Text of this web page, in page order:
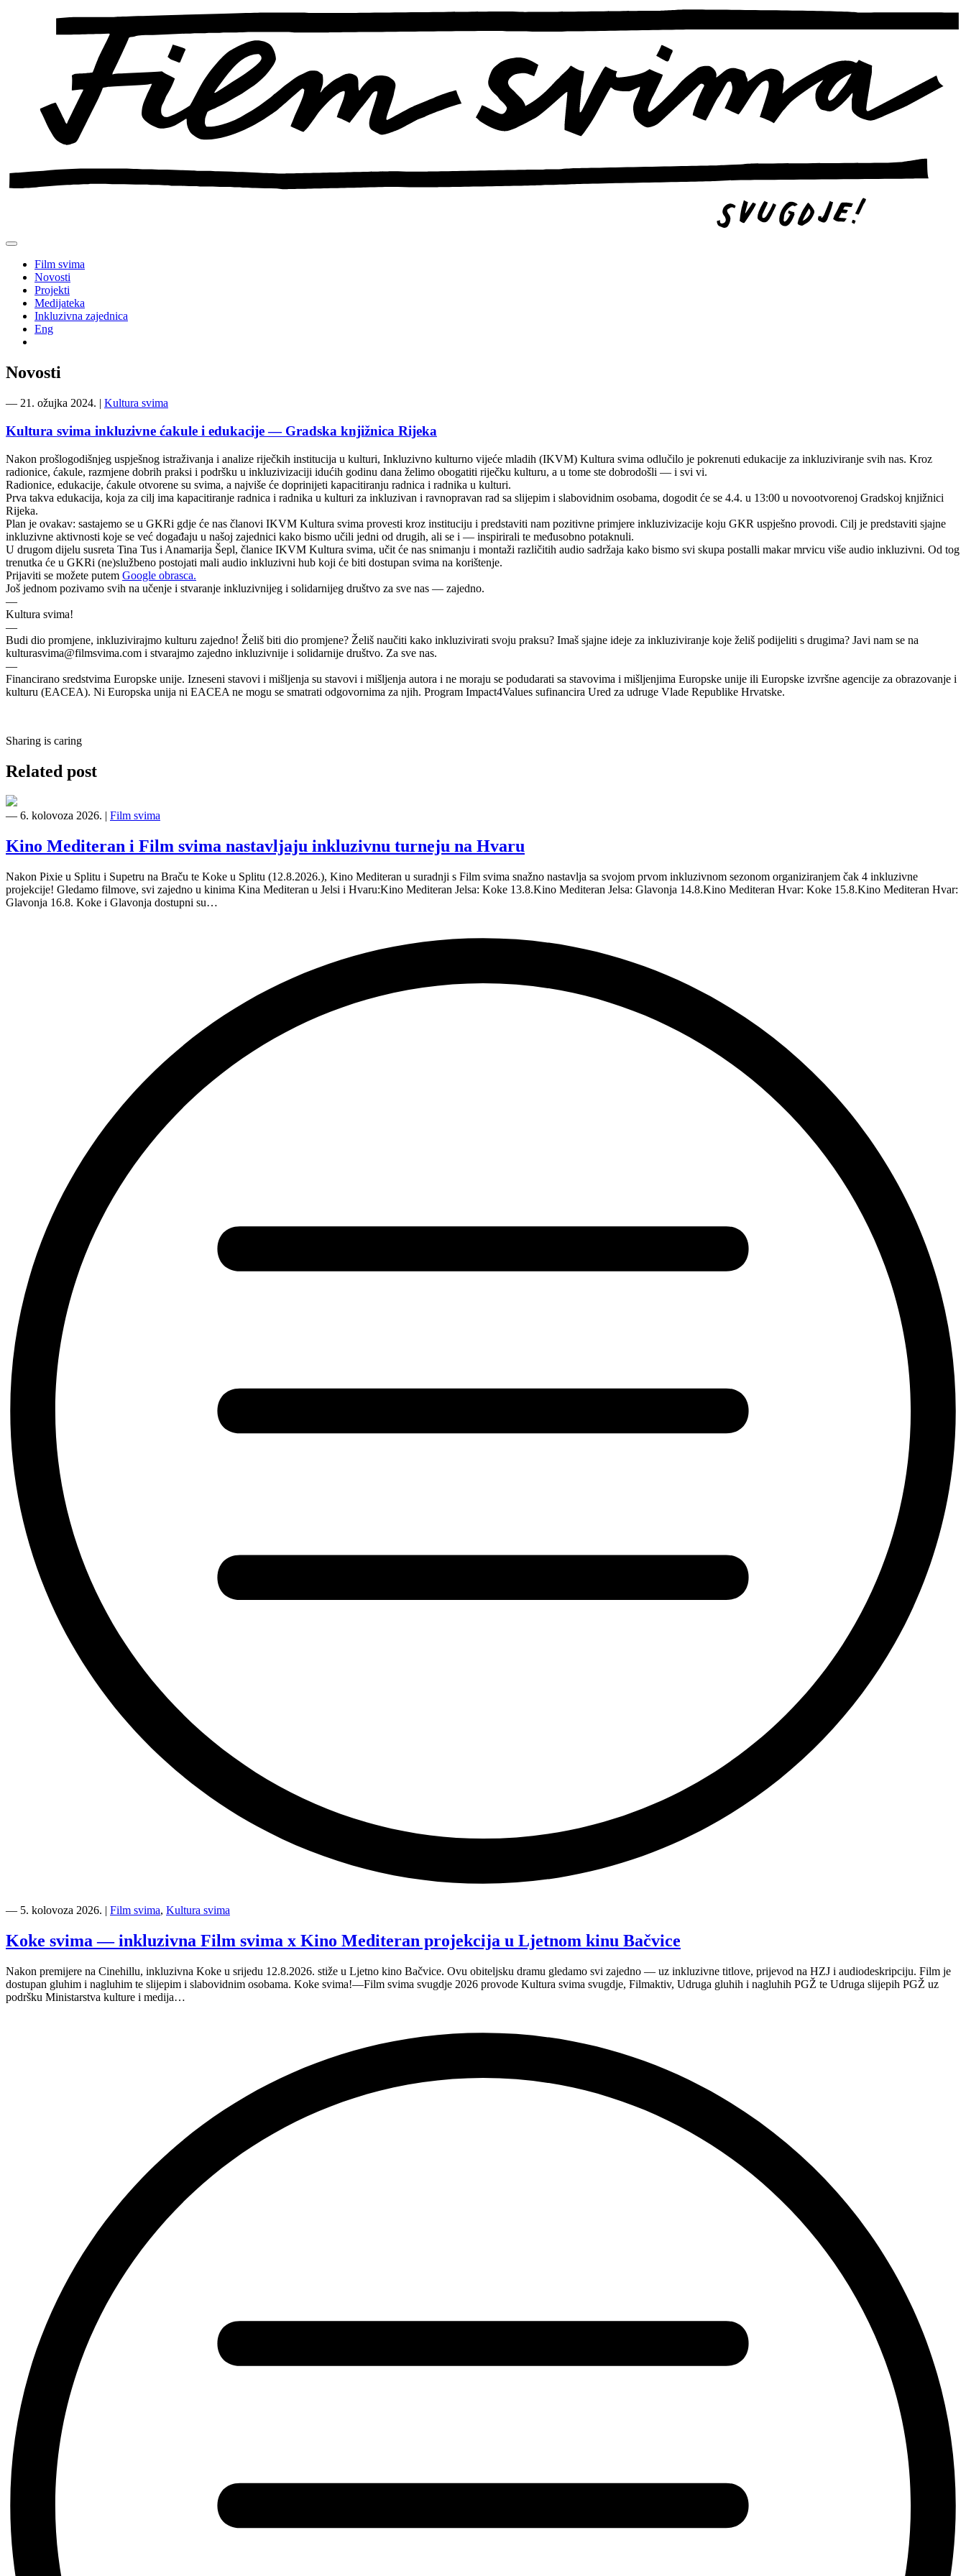
Film svima
Novosti
Projekti
Medijateka
Inkluzivna zajednica
Eng
Novosti
― 21. ožujka 2024. | Kultura svima
Kultura svima inkluzivne ćakule i edukacije — Gradska knjižnica Rijeka
Nakon prošlogodišnjeg uspješnog istraživanja i analize riječkih institucija u kulturi, Inkluzivno kulturno vijeće mladih (IKVM) Kultura svima odlučilo je pokrenuti edukacije za inkluziviranje svih nas. Kroz
radionice, ćakule, razmjene dobrih praksi i podršku u inkluzivizaciji idućih godinu dana želimo obogatiti riječku kulturu, a u tome ste dobrodošli — i svi vi.
Radionice, edukacije, ćakule otvorene su svima, a najviše će doprinijeti kapacitiranju radnica i radnika u kulturi.
Prva takva edukacija, koja za cilj ima kapacitiranje radnica i radnika u kulturi za inkluzivan i ravnopravan rad sa slijepim i slabovidnim osobama, dogodit će se 4.4. u 13:00 u novootvorenoj Gradskoj knjižnici
Rijeka.
Plan je ovakav: sastajemo se u GKRi gdje će nas članovi IKVM Kultura svima provesti kroz instituciju i predstaviti nam pozitivne primjere inkluzivizacije koju GKR uspješno provodi. Cilj je predstaviti sjajne
inkluzivne aktivnosti koje se već događaju u našoj zajednici kako bismo učili jedni od drugih, ali se i — inspirirali te međusobno potaknuli.
U drugom dijelu susreta Tina Tus i Anamarija Šepl, članice IKVM Kultura svima, učit će nas snimanju i montaži različitih audio sadržaja kako bismo svi skupa postalli makar mrvicu više audio inkluzivni. Od tog
trenutka će u GKRi (ne)službeno postojati mali audio inkluzivni hub koji će biti dostupan svima na korištenje.
Prijaviti se možete putem Google obrasca.
Još jednom pozivamo svih na učenje i stvaranje inkluzivnijeg i solidarnijeg društvo za sve nas — zajedno.
—
Kultura svima!
—
Budi dio promjene, inkluzivirajmo kulturu zajedno! Želiš biti dio promjene? Želiš naučiti kako inkluzivirati svoju praksu? Imaš sjajne ideje za inkluziviranje koje želiš podijeliti s drugima? Javi nam se na
kulturasvima@filmsvima.com i stvarajmo zajedno inkluzivnije i solidarnije društvo. Za sve nas.
—
Financirano sredstvima Europske unije. Izneseni stavovi i mišljenja su stavovi i mišljenja autora i ne moraju se podudarati sa stavovima i mišljenjima Europske unije ili Europske izvršne agencije za obrazovanje i
kulturu (EACEA). Ni Europska unija ni EACEA ne mogu se smatrati odgovornima za njih. Program Impact4Values sufinancira Ured za udruge Vlade Republike Hrvatske.
Sharing is caring
Related post
― 6. kolovoza 2026. Film svima
Kino Mediteran i Film svima nastavljaju inkluzivnu turneju na Hvaru
Nakon Pixie u Splitu i Supetru na Braču te Koke u Splitu (12.8.2026.), Kino Mediteran u suradnji s Film svima snažno nastavlja sa svojom prvom inkluzivnom sezonom organiziranjem čak 4 inkluzivne
projekcije! Gledamo filmove, svi zajedno u kinima Kina Mediteran u Jelsi i Hvaru:Kino Mediteran Jelsa: Koke 13.8.Kino Mediteran Jelsa: Glavonja 14.8.Kino Mediteran Hvar: Koke 15.8.Kino Mediteran Hvar:
Glavonja 16.8. Koke i Glavonja dostupni su…
Mediteran
Film
svima
inkluzivnu
turneju
na
― 5. kolovoza 2026. | Film svima, Kultura svima
Koke svima — inkluzivna Film svima x Kino Mediteran projekcija u Ljetnom kinu Bačvice
Nakon premijere na Cinehillu, inkluzivna Koke u srijedu 12.8.2026. stiže u Ljetno kino Bačvice. Ovu obiteljsku dramu gledamo svi zajedno — uz inkluzivne titlove, prijevod na HZJ i audiodeskripciju. Film je
dostupan gluhim i nagluhim te slijepim i slabovidnim osobama. Koke svima!—Film svima svugdje 2026 provode Kultura svima svugdje, Filmaktiv, Udruga gluhih i nagluhih PGŽ te Udruga slijepih PGŽ uz
podršku Ministarstva kulture i medija…